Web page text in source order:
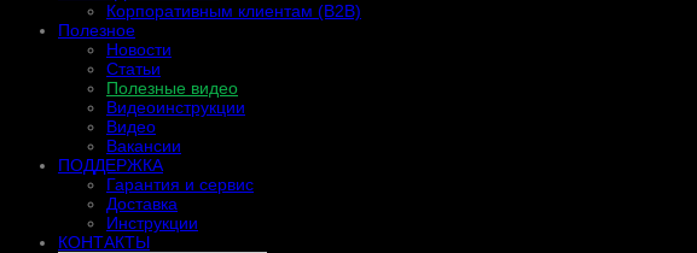
Корпоративным клиентам (B2B)
Полезное
Новости
Статьи
Полезные видео
Видеоинструкции
Видео
Вакансии
ПОДДЕРЖКА
Гарантия и сервис
Доставка
Инструкции
КОНТАКТЫ